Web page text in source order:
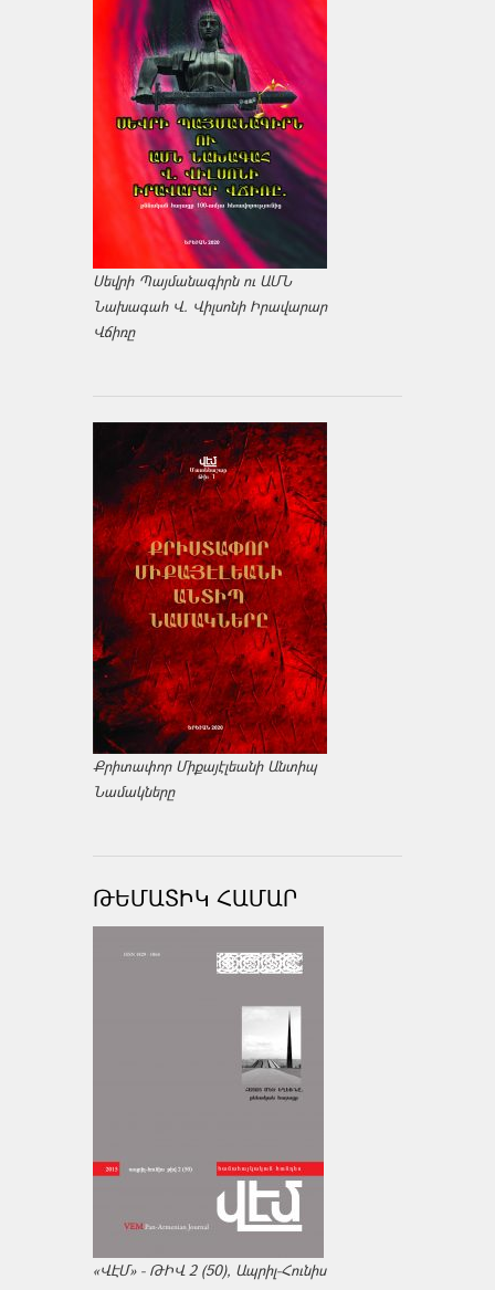
Սեվրի Պայմանագիրն ու ԱՄՆ
Նախագահ Վ. Վիլսոնի Իրավարար
Վճիռը
Քրիտափոր Միքայէլեանի Անտիպ
Նամակները
ԹԵՄԱՏԻԿ ՀԱՄԱՐ
«ՎԷՄ» - ԹԻՎ 2 (50), Ապրիլ-Հունիս